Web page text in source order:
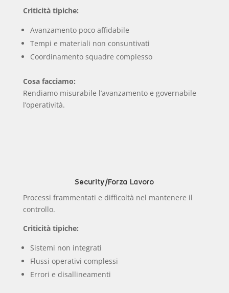
Criticità tipiche:
Avanzamento poco affidabile
Tempi e materiali non consuntivati
Coordinamento squadre complesso
Cosa facciamo:
Rendiamo misurabile l’avanzamento e governabile
l’operatività.
Security/Forza Lavoro
Processi frammentati e difficoltà nel mantenere il
controllo.
Criticità tipiche:
Sistemi non integrati
Flussi operativi complessi
Errori e disallineamenti